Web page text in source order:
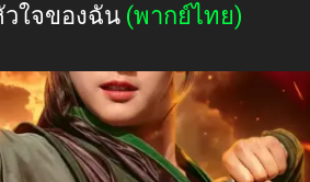
ใจของฉัน (พากย์ไทย)